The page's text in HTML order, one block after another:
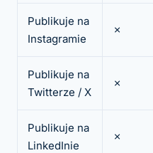
Publikuje na
Instagramie
✗
Publikuje na
Twitterze / X
✗
Publikuje na
LinkedInie
✗